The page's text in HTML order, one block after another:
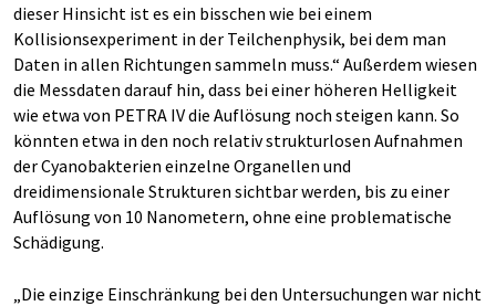
dieser Hinsicht ist es ein bisschen wie bei einem
Kollisionsexperiment in der Teilchenphysik, bei dem man
Daten in allen Richtungen sammeln muss.“ Außerdem wiesen
die Messdaten darauf hin, dass bei einer höheren Helligkeit
wie etwa von PETRA IV die Auflösung noch steigen kann. So
könnten etwa in den noch relativ strukturlosen Aufnahmen
der Cyanobakterien einzelne Organellen und
dreidimensionale Strukturen sichtbar werden, bis zu einer
Auflösung von 10 Nanometern, ohne eine problematische
Schädigung.
„Die einzige Einschränkung bei den Untersuchungen war nicht